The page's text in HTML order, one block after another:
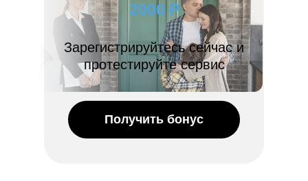
2000 Р
Зарегистрируйтесь сейчас и
протестируйте сервис
Получить бонус